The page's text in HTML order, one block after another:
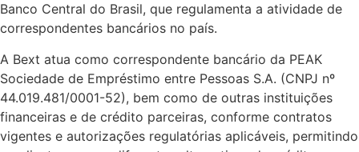
Banco Central do Brasil, que regulamenta a atividade de
correspondentes bancários no país.
A Bext atua como correspondente bancário da PEAK
Sociedade de Empréstimo entre Pessoas S.A. (CNPJ nº
44.019.481/0001-52), bem como de outras instituições
financeiras e de crédito parceiras, conforme contratos
vigentes e autorizações regulatórias aplicáveis, permitindo